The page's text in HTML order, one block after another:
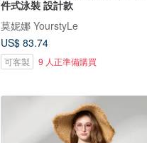
件式泳裝 設計款
莫妮娜 YourstyLe
US$ 83.74
可客製 9 人正準備購買